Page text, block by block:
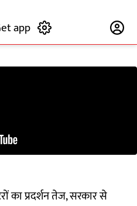
app
का प्रदर्शन तेज, सरकार से